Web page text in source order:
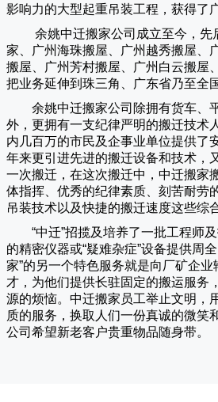
影响力的大型起重吊装工程，获得了
余姚中迁搬家公司成立至今，先
家、广州海珠搬屋、广州越秀搬屋、
搬屋、广州芳村搬屋、广州白云搬屋
把业务延伸到珠三角、广东省乃至全国
余姚中迁搬家公司除拥有货车、
外，更拥有一支纪律严明的搬迁技术
内几百万的市民及企事业单位提供了
年来更引进先进的搬迁设备和技术，
一次搬迁，在这次搬迁中， 中迁搬家
体指挥、优秀的纪律素质、刻苦耐劳
吊装技术以及快捷的搬迁速度这些综
“中迁”招揽及培养了一批工程师
的精密仪器或“疑难杂症”设备提供周
家”的另一个特色服务就是向厂矿企业
才，为他们提供长驻固定的搬运服务
源的烦恼。 中迁搬家员工举止文明，
质的服务，换取人们一份真诚的微笑
公司希望新老客户贵重物品随身带。